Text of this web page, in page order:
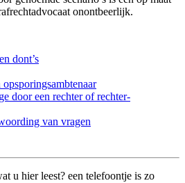
onontbeerlijk.
dont’s
door een rechter of rechter-
van vragen
u hier leest? een telefoontje is zo